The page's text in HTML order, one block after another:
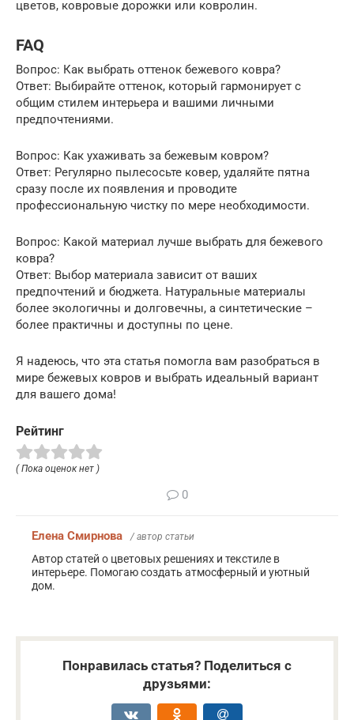
цветов, ковровые дорожки или ковролин.
FAQ
Вопрос: Как выбрать оттенок бежевого ковра?
Ответ: Выбирайте оттенок, который гармонирует с
общим стилем интерьера и вашими личными
предпочтениями.
Вопрос: Как ухаживать за бежевым ковром?
Ответ: Регулярно пылесосьте ковер, удаляйте пятна
сразу после их появления и проводите
профессиональную чистку по мере необходимости.
Вопрос: Какой материал лучше выбрать для бежевого
ковра?
Ответ: Выбор материала зависит от ваших
предпочтений и бюджета. Натуральные материалы
более экологичны и долговечны, а синтетические –
более практичны и доступны по цене.
Я надеюсь, что эта статья помогла вам разобраться в
мире бежевых ковров и выбрать идеальный вариант
для вашего дома!
Рейтинг
( Пока оценок нет )
0
Елена Смирнова / автор статьи
Автор статей о цветовых решениях и текстиле в
интерьере. Помогаю создать атмосферный и уютный
дом.
Понравилась статья? Поделиться с
друзьями: